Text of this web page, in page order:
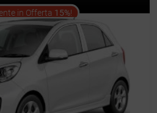
in Offerta 15%! offer